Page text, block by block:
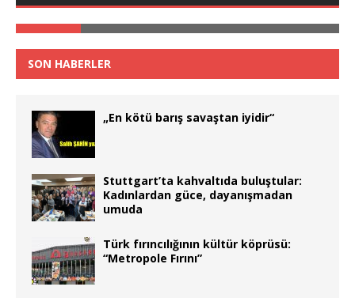
SON HABERLER
„En kötü barış savaştan iyidir“
Stuttgart’ta kahvaltıda buluştular:
Kadınlardan güce, dayanışmadan
umuda
Türk fırıncılığının kültür köprüsü:
“Metropole Fırını”